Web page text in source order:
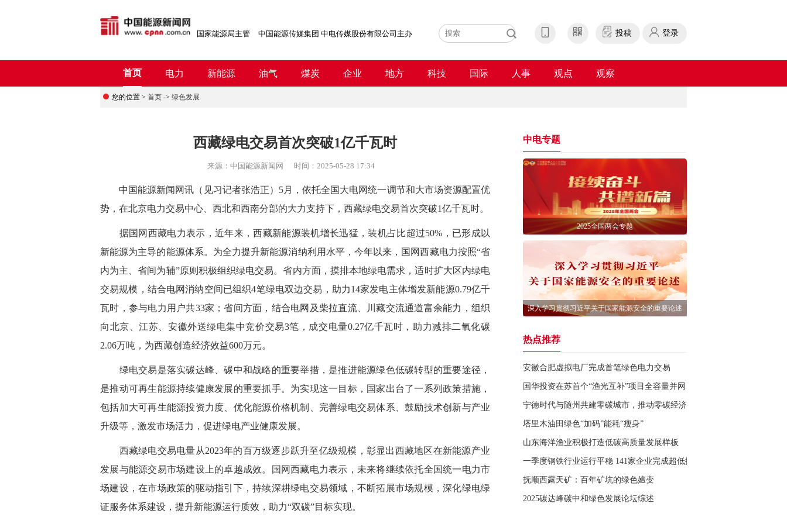
国家能源局主管 中国能源传媒集团 中电传媒股份有限公司主办 投稿 登录
首页 电力 新能源 油气 煤炭 企业 地方 科技 国际 人事 观点 观察
您的位置 > 首页 -> 绿色发展
西藏绿电交易首次突破1亿千瓦时
来源： 中国能源新闻网 时间： 2025-05-28 17:34
中国能源新闻网讯（见习记者张浩正） 5月，依托全国大电网统一调节和大市场资源配置优
势，在北京电力交易中心、西北和西南分部的大力支持下，西藏绿电交易首次突破1亿千瓦时。
据国网西藏电力表示， 近年来，西藏新能源装机增长迅猛，装机占比超过50%，已形成以
新能源为主导的能源体系。为全力提升新能源消纳利用水平， 今年以来，国网西藏电力按照“省
内为主、省间为辅”原则积极组织绿电交易。省内方面，摸排本地绿电需求，适时扩大区内绿电
交易规模，结合电网消纳空间已组织4笔绿电双边交易，助力14家发电主体增发新能源0.79亿千
瓦时，参与电力用户共33家；省间方面，结合电网及柴拉直流、川藏交流通道富余能力，组织
向北京、江苏、安徽外送绿电集中竞价交易3笔，成交电量0.27亿千瓦时，助力减排二氧化碳
2.06万吨，为西藏创造经济效益600万元。
绿电交易是落实碳达峰、碳中和战略的重要举措，是推进能源绿色低碳转型的重要途径，
是推动可再生能源持续健康发展的重要抓手。为实现这一目标，国家出台了一系列政策措施，
包括加大可再生能源投资力度、优化能源价格机制、完善绿电交易体系、鼓励技术创新与产业
升级等，激发市场活力，促进绿电产业健康发展。
西藏绿电交易电量从2023年的百万级逐步跃升至亿级规模，彰显出西藏地区在新能源产业
发展与能源交易市场建设上的卓越成效。
国网西藏电力表示，未来将继续依托全国统一电力市
场建设，在市场政策的驱动指引下，持续深耕绿电交易领域，不断拓展市场规模，深化绿电绿
证服务体系建设，提升新能源运行质效，助力“双碳”目标实现。
中电专题
2025全国两会专题
深入学习贯彻习近平关于国家能源安全的重要论述
热点推荐
安徽合肥虚拟电厂完成首笔绿色电力交易
国华投资在苏首个“渔光互补”项目全容量并网
宁德时代与随州共建零碳城市，推动零碳经济
塔里木油田绿色“加码”能耗“瘦身”
山东海洋渔业积极打造低碳高质量发展样板
一季度钢铁行业运行平稳 141家企业完成超低排放改造
抚顺西露天矿：百年矿坑的绿色嬗变
2025碳达峰碳中和绿色发展论坛综述